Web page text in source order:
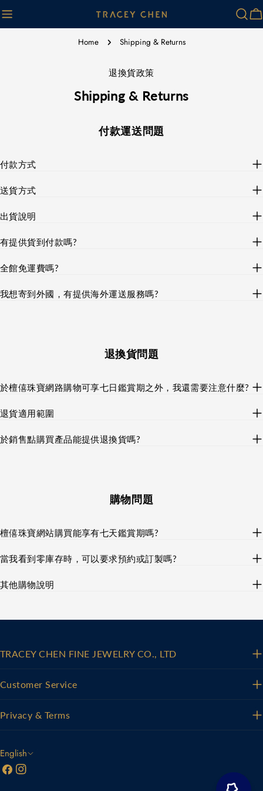
to
Home Shipping & Returns
退換貨政策
Shipping & Returns
付款運送問題
付款方式
送貨方式
出貨說明
有提供貨到付款嗎?
全館免運費嗎?
我想寄到外國，有提供海外運送服務嗎?
退換貨問題
於檀僖珠寶網路購物可享七日鑑賞期之外，我還需要注意什麼?
退貨適用範圍
於銷售點購買產品能提供退換貨嗎?
購物問題
檀僖珠寶網站購買能享有七天鑑賞期嗎?
當我看到零庫存時，可以要求預約或訂製嗎?
其他購物說明
TRACEY CHEN FINE JEWELRY CO., LTD
Customer Service
Privacy & Terms
L
a
English
FacebookInstagram